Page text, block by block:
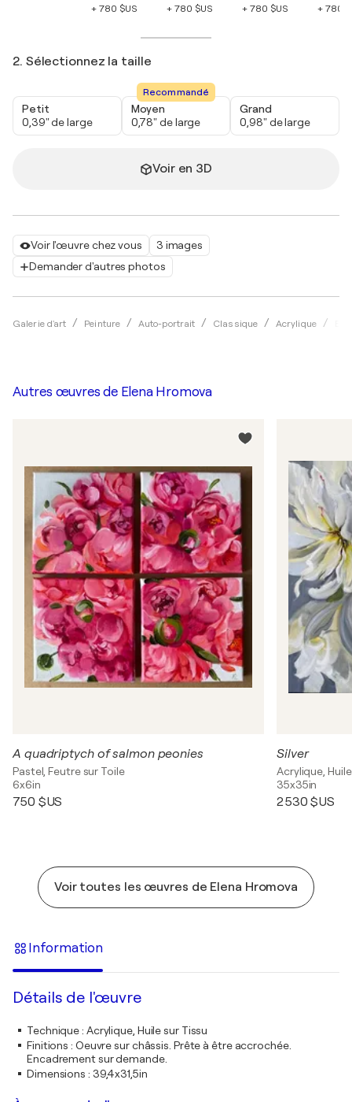
Voir l'œuvre chez vous
3 images
Demander d'autres photos
Galerie d'art Peinture Auto-portrait Classique Acrylique
+ 780 $US
+ 780 $US
+ 780 $US
+ 780
2. Sélectionnez la taille
Petit
0,39" de large
Recommandé
Moyen
0,78" de large
Grand
0,98" de large
Voir en 3D
Autres œuvres de Elena Hromova
A quadriptych of salmon peonies
Pastel, Feutre sur Toile
6x6in
750 $US
Silver
Acrylique,
35x35in
2 530 $US
Voir toutes les œuvres de Elena Hromova
Information
Détails de l'œuvre
Technique: Acrylique, Huile sur Tissu
Finitions : Oeuvre sur châssis. Prête à être accrochée.
Encadrement sur demande.
Dimensions : 39,4x31,5in